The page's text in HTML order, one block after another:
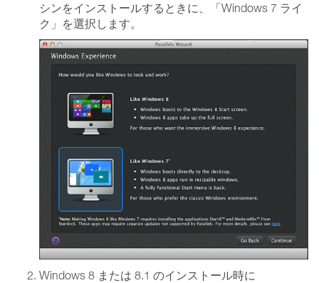
シンをインストールするときに、「Windows 7 ライ
ク」を選択します。
Windows 8 または 8.1 のインストール時に